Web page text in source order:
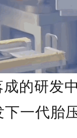
的研发
一代胎